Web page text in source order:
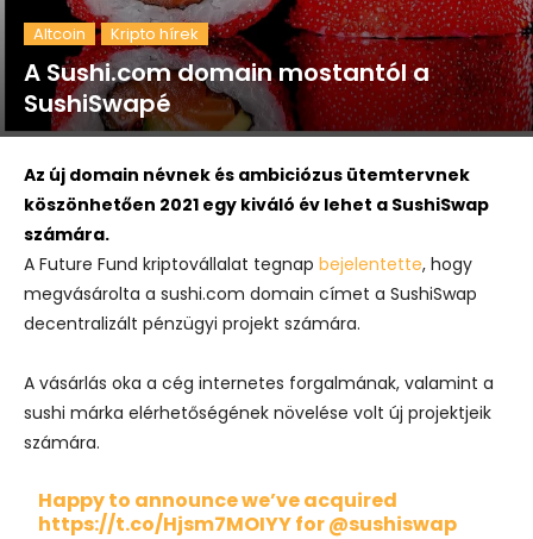
Altcoin Kripto hírek
A Sushi.com domain mostantól a
SushiSwapé
Az új domain névnek és ambiciózus ütemtervnek
köszönhetően 2021 egy kiváló év lehet a SushiSwap
számára.
A Future Fund kriptovállalat tegnap bejelentette, hogy
megvásárolta a sushi.com domain címet a SushiSwap
decentralizált pénzügyi projekt számára.
A vásárlás oka a cég internetes forgalmának, valamint a
sushi márka elérhetőségének növelése volt új projektjeik
számára.
Happy to announce we’ve acquired
https://t.co/Hjsm7MOIYYfor@sushiswap